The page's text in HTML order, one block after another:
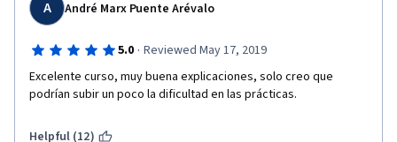
A André Marx Puente Arévalo
5.0 · Reviewed May 17, 2019
Excelente curso, muy buena explicaciones, solo creo que
podrían subir un poco la dificultad en las prácticas.
Helpful (12)